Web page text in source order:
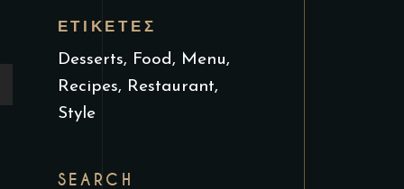
ΕΤΙΚΈΤΕΣ
Desserts Food
Menu
Recipes
Restaurant
Style
SEARCH